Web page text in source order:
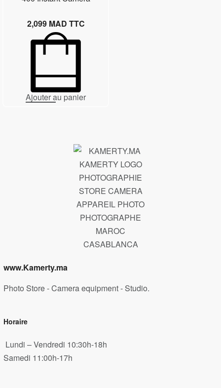
2,099 MAD TTC
Ajouter au panier
www.Kamerty.ma
Photo Store - Camera equipment - Studio.
Horaire
Lundi – Vendredi 10:30h-18h
Samedi 11:00h-17h